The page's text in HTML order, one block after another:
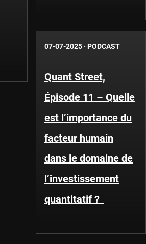
07-07-2025 · PODCAST
Quant Street,
Épisode 11 – Quelle
est l’importance du
facteur humain
dans le domaine de
l’investissement
quantitatif ?